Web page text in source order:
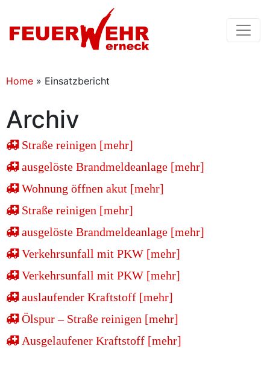
Home » Einsatzbericht
Archiv
Straße reinigen [mehr]
ausgelöste Brandmeldeanlage [mehr]
Wohnung öffnen akut [mehr]
Straße reinigen [mehr]
ausgelöste Brandmeldeanlage [mehr]
Verkehrsunfall mit PKW [mehr]
Verkehrsunfall mit PKW [mehr]
auslaufender Kraftstoff [mehr]
Ölspur – Straße reinigen [mehr]
Ausgelaufener Kraftstoff [mehr]